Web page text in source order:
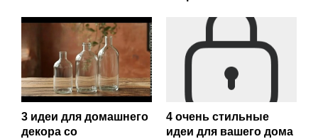
3 идеи для домашнего
декора со
4 очень стильные
идеи для вашего дома